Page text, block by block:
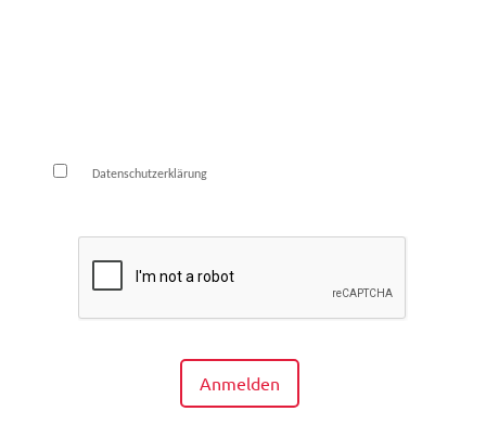
Datenschutzerklärunghabe ich zur Kenntnis genommen und
Anmelden